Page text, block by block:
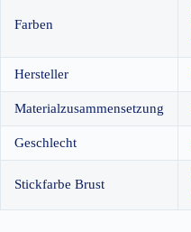
Farben
Hersteller
Materialzusammensetzung
Geschlecht
Stickfarbe Brust